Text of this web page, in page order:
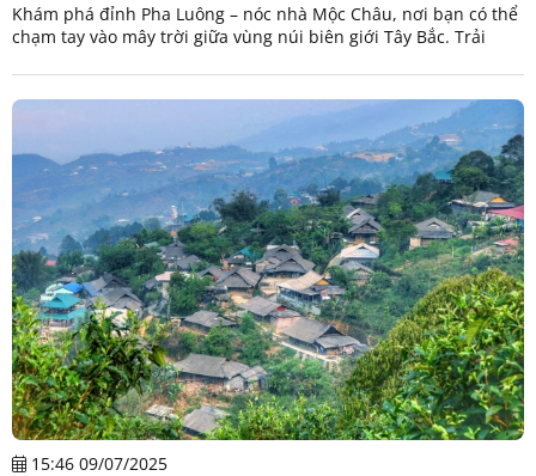
Khám phá đỉnh Pha Luông – nóc nhà Mộc Châu, nơi bạn có thể
chạm tay vào mây trời giữa vùng núi biên giới Tây Bắc. Trải
15:46 09/07/2025